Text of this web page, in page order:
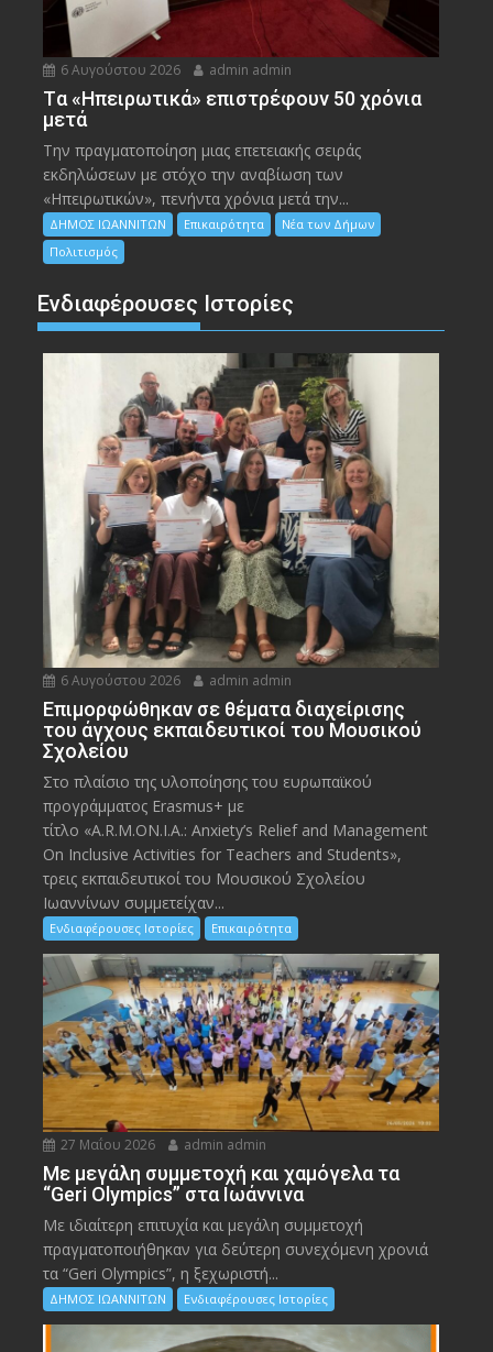
6 Αυγούστου 2026 admin admin
Tα «Ηπειρωτικά» επιστρέφουν 50 χρόνια
μετά
Την πραγματοποίηση μιας επετειακής σειράς
εκδηλώσεων με στόχο την αναβίωση των
«Ηπειρωτικών», πενήντα χρόνια μετά την...
ΔΗΜΟΣ ΙΩΑΝΝΙΤΩΝ Επικαιρότητα
Νέα των Δήμων
Πολιτισμός
Ενδιαφέρουσες Ιστορίες
6 Αυγούστου 2026 admin admin
Eπιμορφώθηκαν σε θέματα διαχείρισης
του άγχους εκπαιδευτικοί του Μουσικού
Σχολείου
Στο πλαίσιο της υλοποίησης του ευρωπαϊκού
προγράμματος Erasmus+ με
τίτλο «A.R.M.ON.I.A.: Anxiety’s Relief and Management
On Inclusive Activities for Teachers and Students»,
τρεις εκπαιδευτικοί του Μουσικού Σχολείου
Ιωαννίνων συμμετείχαν...
Ενδιαφέρουσες Ιστορίες Επικαιρότητα
27 Μαΐου 2026 admin admin
Με μεγάλη συμμετοχή και χαμόγελα τα
“Geri Olympics” στα Ιωάννινα
Με ιδιαίτερη επιτυχία και μεγάλη συμμετοχή
πραγματοποιήθηκαν για δεύτερη συνεχόμενη χρονιά
τα “Geri Olympics”, η ξεχωριστή...
ΔΗΜΟΣ ΙΩΑΝΝΙΤΩΝ Ενδιαφέρουσες Ιστορίες